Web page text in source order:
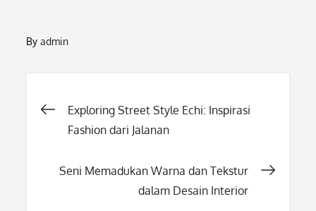
Byadmin
Post
Exploring Street Style Echi: Inspirasi
Fashion dari Jalanan
Seni Memadukan Warna dan Tekstur
dalam Desain Interior